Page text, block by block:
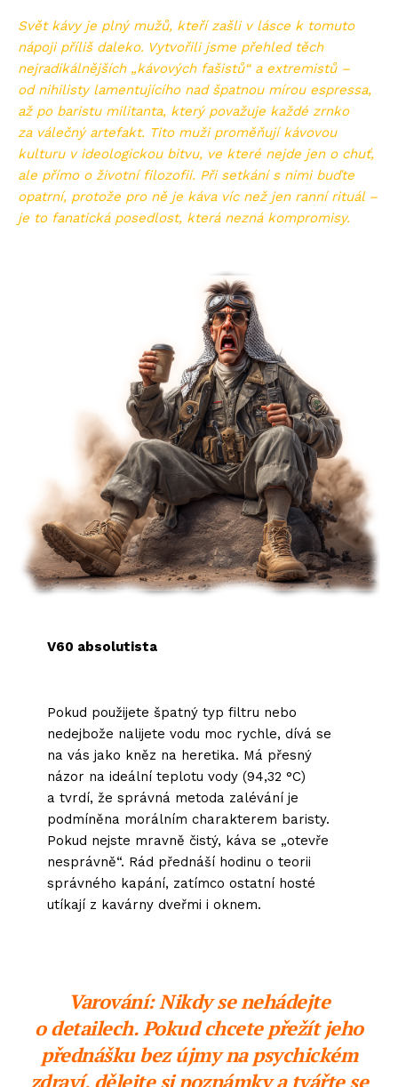
Svět kávy je plný mužů, kteří zašli v lásce k tomuto
nápoji příliš daleko. Vytvořili jsme přehled těch
nejradikálnějších „kávových fašistů“ a extremistů –
od nihilisty lamentujícího nad špatnou mírou espressa,
až po baristu militanta, který považuje každé zrnko
za válečný artefakt. Tito muži proměňují kávovou
kulturu v ideologickou bitvu, ve které nejde jen o chuť,
ale přímo o životní filozofii. Při setkání s nimi buďte
opatrní, protože pro ně je káva víc než jen ranní rituál –
je to fanatická posedlost, která nezná kompromisy.
V60 absolutista
Pokud použijete špatný typ filtru nebo
nedejbože nalijete vodu moc rychle, dívá se
na vás jako kněz na heretika. Má přesný
názor na ideální teplotu vody (94,32 °C)
a tvrdí, že správná metoda zalévání je
podmíněna morálním charakterem baristy.
Pokud nejste mravně čistý, káva se „otevře
nesprávně“. Rád přednáší hodinu o teorii
správného kapání, zatímco ostatní hosté
utíkají z kavárny dveřmi i oknem.
Varování: Nikdy se nehádejte
o detailech. Pokud chcete přežít jeho
přednášku bez újmy na psychickém
zdraví, dělejte si poznámky a tvářte se